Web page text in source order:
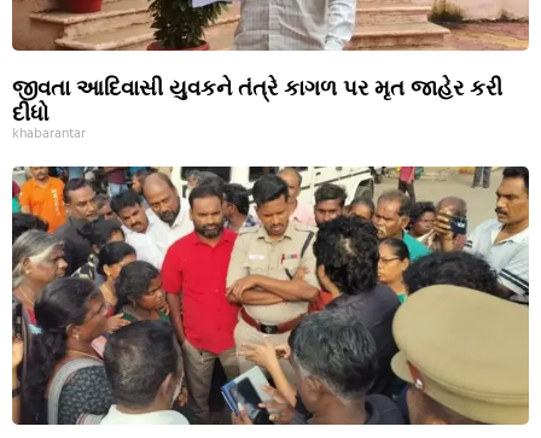
જીવતા આદિવાસી યુવકને તંત્રે કાગળ પર મૃત જાહેર કરી
દીધો
khabarantar